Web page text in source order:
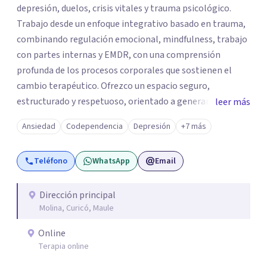
depresión, duelos, crisis vitales y trauma psicológico.
Trabajo desde un enfoque integrativo basado en trauma,
combinando regulación emocional, mindfulness, trabajo
con partes internas y EMDR, con una comprensión
profunda de los procesos corporales que sostienen el
cambio terapéutico. Ofrezco un espacio seguro,
estructurado y respetuoso, orientado a generar
estabilidad, alivio sintomático y transformación
profunda, avanzando a un ritmo acorde a la historia y
necesidades de cada persona. Si buscas un
acompañamiento profesional, humano y comprometido
honor acompañarte.
leer más
Ansiedad Codependencia Depresión +7 más
Teléfono WhatsApp Email
Dirección principal
Molina, Curicó, Maule
Online
Terapia online